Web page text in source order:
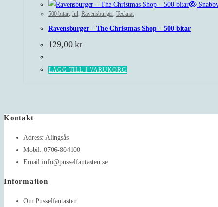
500 bitar, Jul, Ravensburger, Tecknat
Ravensburger – The Christmas Shop – 500 bitar
129,00 kr
LÄGG TILL I VARUKORG
Kontakt
Adress: Alingsås
Mobil: 0706-804100
Email:info@pusselfantasten.seOpens
Information
Om Pusselfantasten